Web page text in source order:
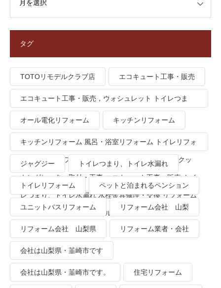
タグ
TOTOリモデルクラブ店 エコキュート工事・販売
エコキュート工事・販売，ウォシュレット トイレつま
り、トイレ水漏れ
オール電化リフォーム キッチンリフォーム
キッチンリフォーム 風呂・浴室リフォーム トイレリフォ
ーム 洗面所リフォーム オール電化リフォーム ＩＨクッ
キングヒーター取付・工事 エコキュート工事・販売 トイ
レつまり、トイレ水漏れ 水栓金具修理・交換 リフォーム
業者・会社 ＴＯＴＯリモデルクラブ
ジャグジー トイレつまり、トイレ水漏れ
トイレリフォーム ペットと泊まれるペンション
ユニットバスリフォーム リフォーム会社 山梨
リフォーム会社 山梨県 リフォーム業者・会社
会社は山梨県・韮崎市です
会社は山梨県・韮崎市です。 住宅リフォーム